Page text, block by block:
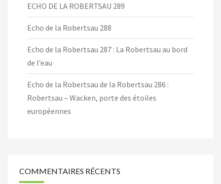
ECHO DE LA ROBERTSAU 289
Echo de la Robertsau 288
Echo de la Robertsau 287 : La Robertsau au bord
de l’eau
Echo de la Robertsau de la Robertsau 286 :
Robertsau – Wacken, porte des étoiles
européennes
COMMENTAIRES RÉCENTS